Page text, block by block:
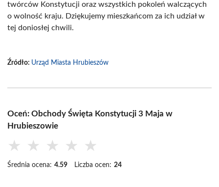
twórców Konstytucji oraz wszystkich pokoleń walczących
o wolność kraju. Dziękujemy mieszkańcom za ich udział w
tej doniosłej chwili.
Źródło: Urząd Miasta Hrubieszów
Oceń: Obchody Święta Konstytucji 3 Maja w
Hrubieszowie
★ ★ ★ ★ ★
Średnia ocena: 4.59 Liczba ocen: 24